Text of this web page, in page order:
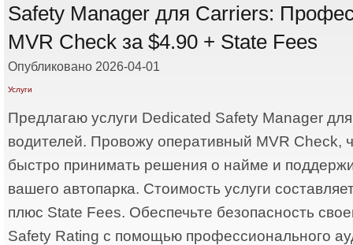
Safety Manager для Carriers:
MVR Check за $4.90 + State Fees
Опубликовано 2026-04-01
Услуги
Предлагаю услуги Dedicated Safety Manager
водителей. Провожу оперативный MVR Check,
быстро принимать решения о найме и
вашего автопарка. Стоимость услуги
плюс State Fees. Обеспечьте безопасность
Safety Rating с помощью профессионального